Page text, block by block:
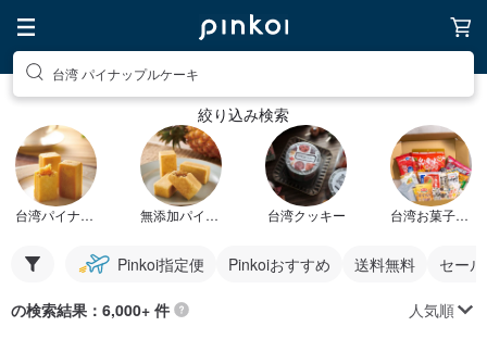
台湾 パイナップルケーキ
絞り込み検索
台湾パイナップルケーキ 無添加パイナップルケーキ 台湾クッキー 台湾お菓子セット
Pinkoi指定便 Pinkoiおすすめ 送料無料 セー
の検索結果：6,000+ 件 人気順